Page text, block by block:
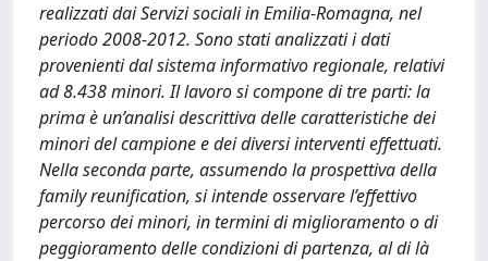
realizzati dai Servizi sociali in Emilia-Romagna, nel
periodo 2008-2012. Sono stati analizzati i dati
provenienti dal sistema informativo regionale, relativi
ad 8.438 minori. Il lavoro si compone di tre parti: la
prima è un’analisi descrittiva delle caratteristiche dei
minori del campione e dei diversi interventi effettuati.
Nella seconda parte, assumendo la prospettiva della
family reunification, si intende osservare l’effettivo
percorso dei minori, in termini di miglioramento o di
peggioramento delle condizioni di partenza, al di là